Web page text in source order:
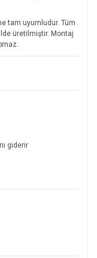
tam uyumludur. Tüm
üretilmiştir. Montaj
giderir